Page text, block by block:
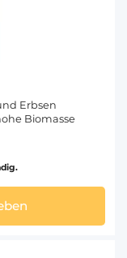
Erbsen
Biomasse